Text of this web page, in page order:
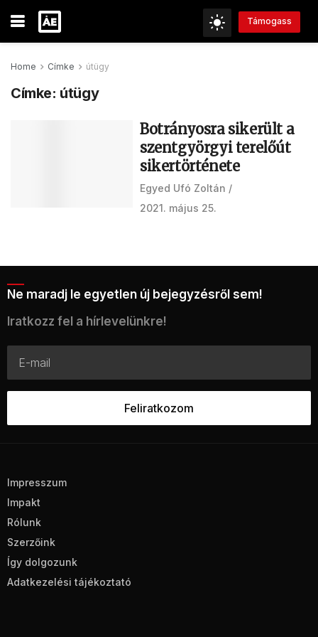
Támogass
Home Címke útügy
Címke: útügy
Botrányosra sikerült a
szentgyörgyi terelőút
sikertörténete
Egyed Ufó Zoltán
2021. május 25.
Ne maradj le egyetlen új bejegyzésről sem!
Iratkozz fel a hírlevelünkre!
Impresszum
Impakt
Rólunk
Szerzőink
Így dolgozunk
Adatkezelési tájékoztató